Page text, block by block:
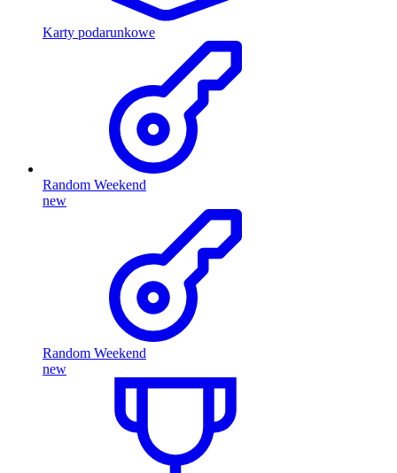
Karty podarunkowe
Random Weekend
new
Random Weekend
new